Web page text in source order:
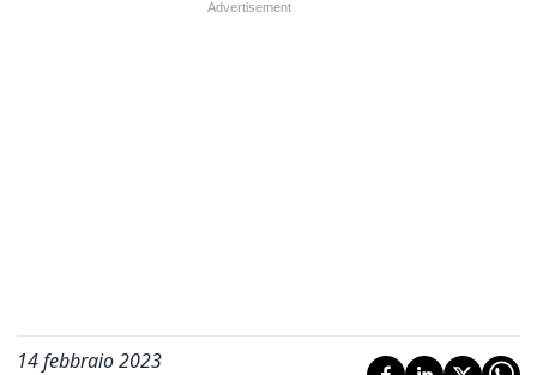
14 febbraio 2023